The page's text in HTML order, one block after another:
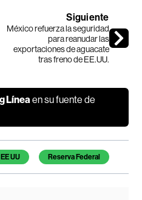
Siguiente
México refuerza la seguridad
para reanudar las
exportaciones de aguacate
tras freno de EE.UU.
Líneaen su fuente de
EE UU Reserva Federal